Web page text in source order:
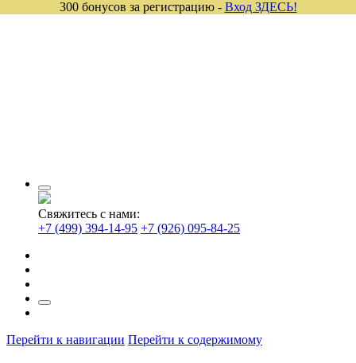
Свяжитесь с нами:
+7 (499) 394-14-95 +7 (926) 095-84-25
Перейти к навигации Перейти к содержимому
300 бонусов за регистрацию - Вход ЗДЕСЬ!